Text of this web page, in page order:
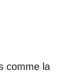
comme la